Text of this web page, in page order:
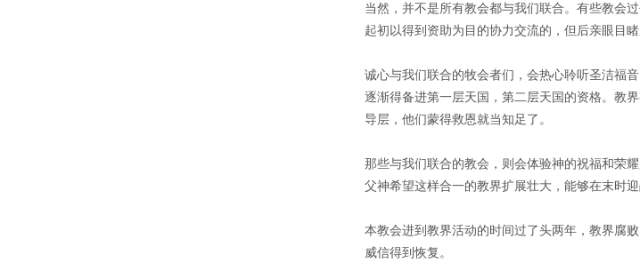
当然，并不是所有教会都与我们联合。有些教会
起初以得到资助为目的协力交流的，但后亲眼目
诚心与我们联合的牧会者们，会热心聆听圣洁福
逐渐得备进第一层天国，第二层天国的资格。教
导层，他们蒙得救恩就当知足了。
那些与我们联合的教会，则会体验神的祝福和荣
父神希望这样合一的教界扩展壮大，能够在末时迎
本教会进到教界活动的时间过了头两年，教界腐
威信得到恢复。